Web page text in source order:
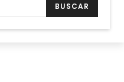
BUSCAR